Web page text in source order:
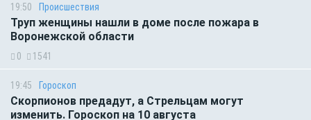
19:50 Происшествия
Труп женщины нашли в доме после пожара в
Воронежской области
0 1541
19:45 Гороскоп
Скорпионов предадут, а Стрельцам могут
изменить. Гороскоп на 10 августа